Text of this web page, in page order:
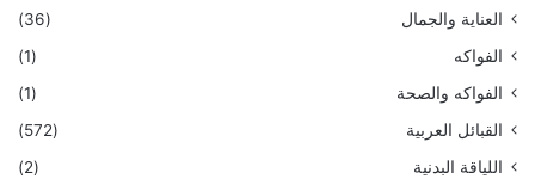
العناية والجمال
(36)
الفواكه
(1)
الفواكه والصحة
(1)
القبائل العربية
(572)
اللياقة البدنية
(2)